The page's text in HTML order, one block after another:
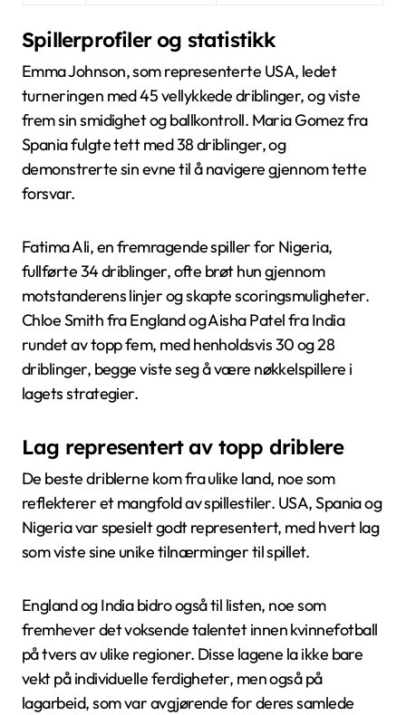
Spillerprofiler og statistikk
Emma Johnson, som representerte USA, ledet
turneringen med 45 vellykkede driblinger, og viste
frem sin smidighet og ballkontroll. Maria Gomez fra
Spania fulgte tett med 38 driblinger, og
demonstrerte sin evne til å navigere gjennom tette
forsvar.
Fatima Ali, en fremragende spiller for Nigeria,
fullførte 34 driblinger, ofte brøt hun gjennom
motstanderens linjer og skapte scoringsmuligheter.
Chloe Smith fra England og Aisha Patel fra India
rundet av topp fem, med henholdsvis 30 og 28
driblinger, begge viste seg å være nøkkelspillere i
lagets strategier.
Lag representert av topp driblere
De beste driblerne kom fra ulike land, noe som
reflekterer et mangfold av spillestiler. USA, Spania og
Nigeria var spesielt godt representert, med hvert lag
som viste sine unike tilnærminger til spillet.
England og India bidro også til listen, noe som
fremhever det voksende talentet innen kvinnefotball
på tvers av ulike regioner. Disse lagene la ikke bare
vekt på individuelle ferdigheter, men også på
lagarbeid, som var avgjørende for deres samlede